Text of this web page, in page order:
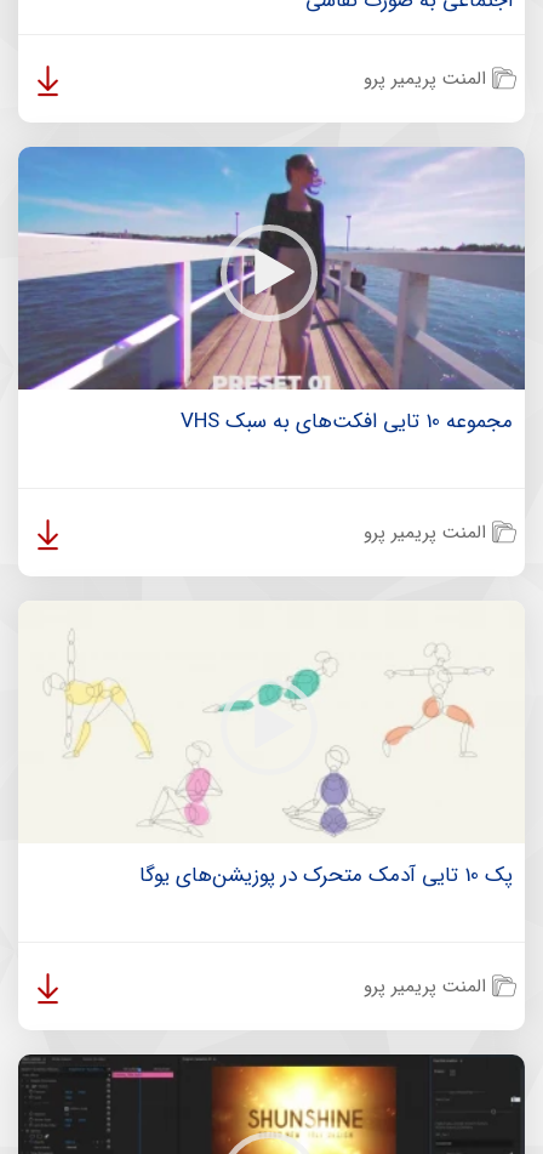
المنت پریمیر پرو
مجموعه 10 تایی افکت‌های به سبک VHS
المنت پریمیر پرو
پک 10 تایی آدمک متحرک در پوزیشن‌های یوگا
المنت پریمیر پرو